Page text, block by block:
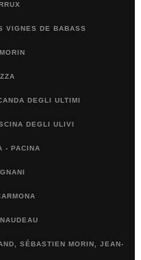
VIGNES DE BABASS
DEGLI ULTIMI
DEGLI ULIVI
- PACINA
SÉBASTIEN MORIN, JEAN-